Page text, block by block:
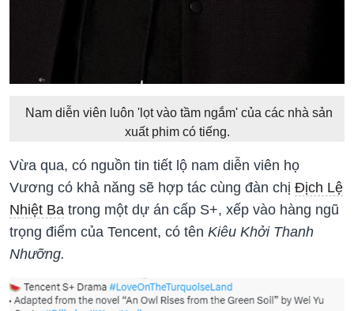
Nam diễn viên luôn 'lọt vào tầm ngắm' của các nhà sản
xuất phim có tiếng.
Vừa qua, có nguồn tin tiết lộ nam diễn viên họ
Vương có khả năng sẽ hợp tác cùng đàn chị Địch Lệ
Nhiệt Ba trong một dự án cấp S+, xếp vào hàng ngũ
trọng điểm của Tencent, có tên Kiêu Khởi Thanh
Nhưỡng.